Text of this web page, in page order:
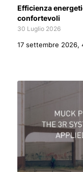
Efficienza
confortevoli
30 Luglio 2026
17 settembre 2026,